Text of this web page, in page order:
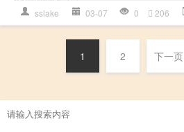
sslake 03-07 0 206
1 2 下一页